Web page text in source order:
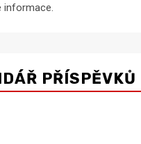
informace.
PŘÍSPĚVKŮ